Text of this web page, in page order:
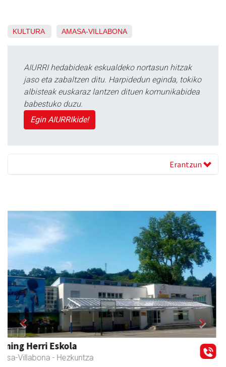
KULTURA AMASA-VILLABONA
AIURRI hedabideak eskualdeko nortasun hitzak
jaso eta zabaltzen ditu. Harpidedun eginda, tokiko
albisteak euskaraz lantzen dituen komunikabidea
babestuko duzu.
Egin AIURRIkide!
Erantzun
Erniobea BHI
Amasa-Villabona - Hezkuntza
Previous Next